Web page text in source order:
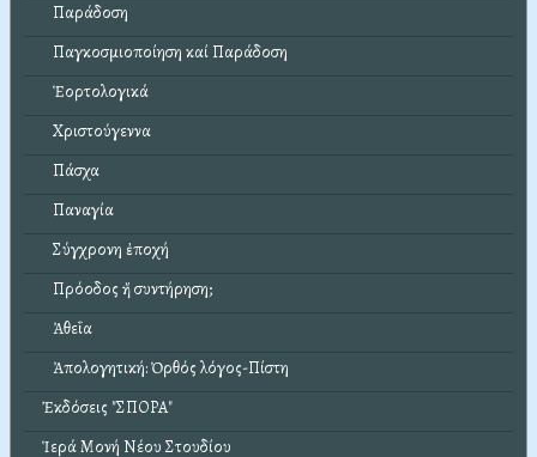
Παράδοση
Παγκοσμιοποίηση καί Παράδοση
Ἑορτολογικά
Χριστούγεννα
Πάσχα
Παναγία
Σύγχρονη ἐποχή
Πρόοδος ἤ συντήρηση;
Ἀθεΐα
Ἀπολογητική: Ὀρθός λόγος-Πίστη
Ἐκδόσεις "ΣΠΟΡΑ"
Ἱερά Μονή Νέου Στουδίου